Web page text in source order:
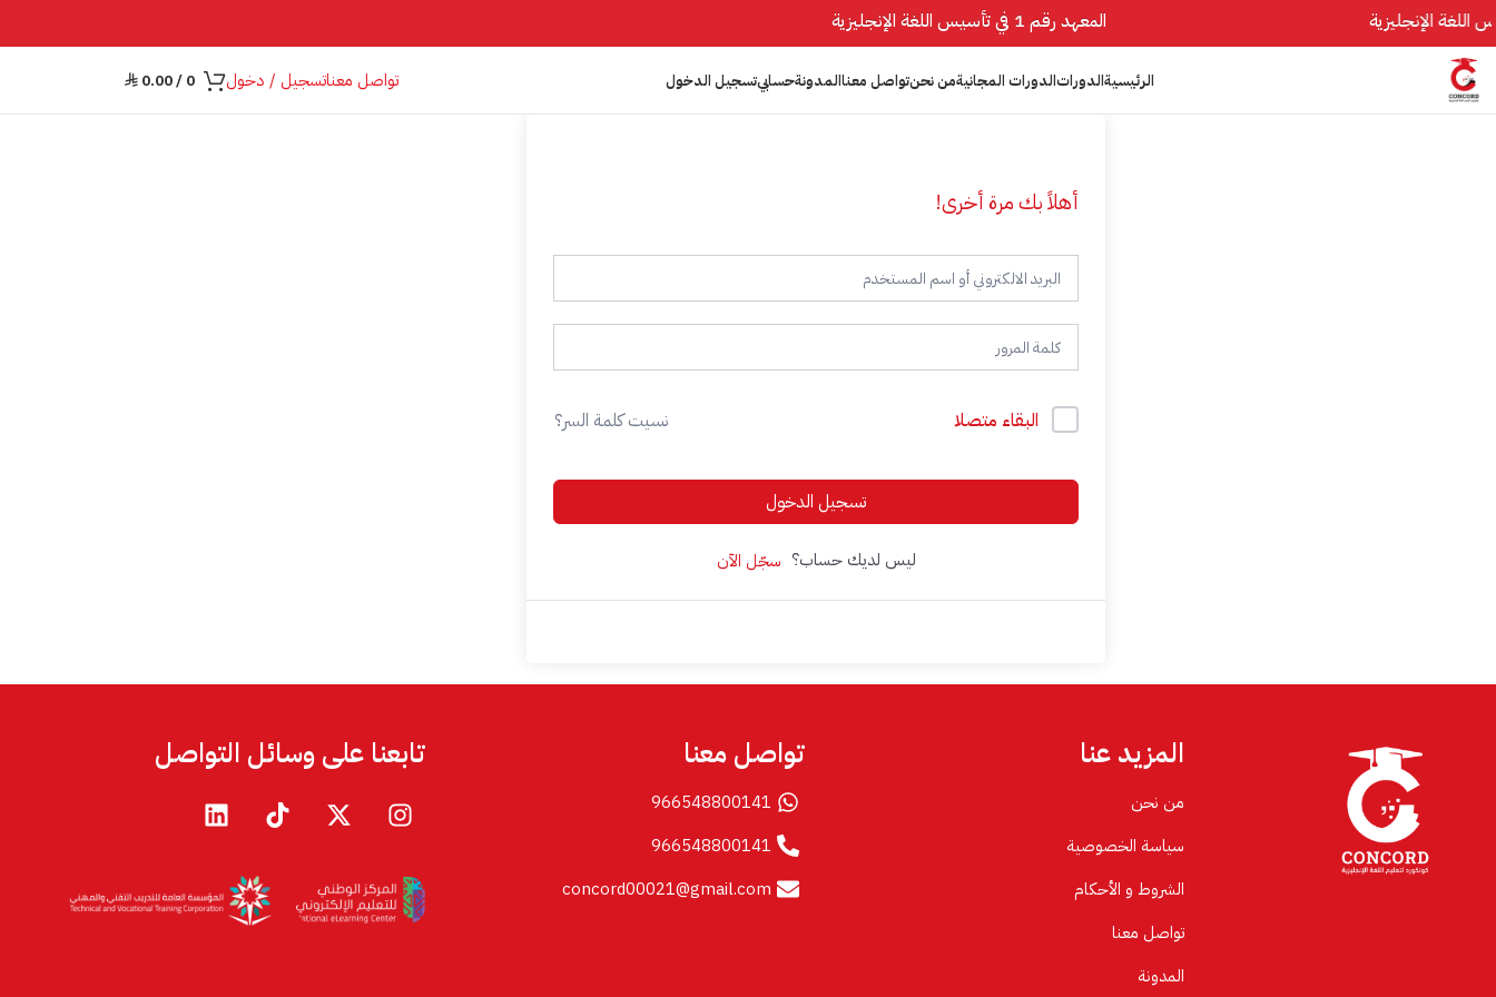
المعهد رقم 1 في تأسيس اللغة الإنجليزية
الرئيسيةالدوراتالدورات المجانيةمن نحنتواصل معناالمدونةحسابيتسجيل الدخول تواصل معناتسجيل / دخول 0
/
⃁ 0.00
أهلاً بك مرة أخرى!
البقاء متصلا نسيت كلمة السر؟
تسجيل الدخول
ليس لديك حساب؟ سجّل الآن
المزيد عنا
من نحن
سياسة الخصوصية
الشروط و الأحكام
تواصل معنا
المدونة
تواصل معنا
966548800141
966548800141
concord00021@gmail.com
تابعنا على وسائل التواصل